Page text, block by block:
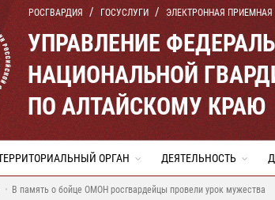
РОСГВАРДИЯ ГОСУСЛУГИ ЭЛЕКТРОННАЯ ПРИЕМНАЯ
УПРАВЛЕНИЕ
НАЦИОНАЛЬНОЙ
ПО АЛТАЙСКОМУ КРАЮ
ОРГАН ДЕЯТЕЛЬНОСТЬ
В память о бойце ОМОН росгвардейцы провели урок мужества